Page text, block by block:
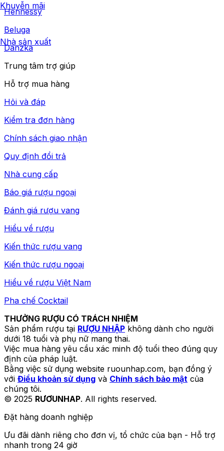
Khuyễn mãi
Nhà sản xuất
Hennessy
Beluga
Danzka
Trung tâm trợ giúp
Hỗ trợ mua hàng
Hỏi và đáp
Kiểm tra đơn hàng
Chính sách giao nhận
Quy định đổi trả
Nhà cung cấp
Báo giá rượu ngoại
Đánh giá rượu vang
Hiểu về rượu
Kiến thức rượu vang
Kiến thức rượu ngoại
Hiểu về rượu Việt Nam
Pha chế Cocktail
THƯỞNG RƯỢU CÓ TRÁCH NHIỆM
Sản phẩm rượu tại RƯỢU NHẬP không dành cho người
dưới 18 tuổi và phụ nữ mang thai.
Việc mua hàng yêu cầu xác minh độ tuổi theo đúng quy
định của pháp luật.
Bằng việc sử dụng website ruounhap.com, bạn đồng ý
với Điều khoản sử dụng và Chính sách bảo mật của
chúng tôi.
© 2025 RƯƠUNHAP. All rights reserved.
Đặt hàng doanh nghiệp
Ưu đãi dành riêng cho đơn vị, tổ chức của bạn - Hỗ trợ
nhanh trong 24 giờ